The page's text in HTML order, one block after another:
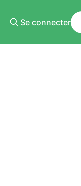
Se connecter